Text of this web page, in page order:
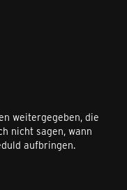
weitergegeben, die
nicht sagen, wann
aufbringen.